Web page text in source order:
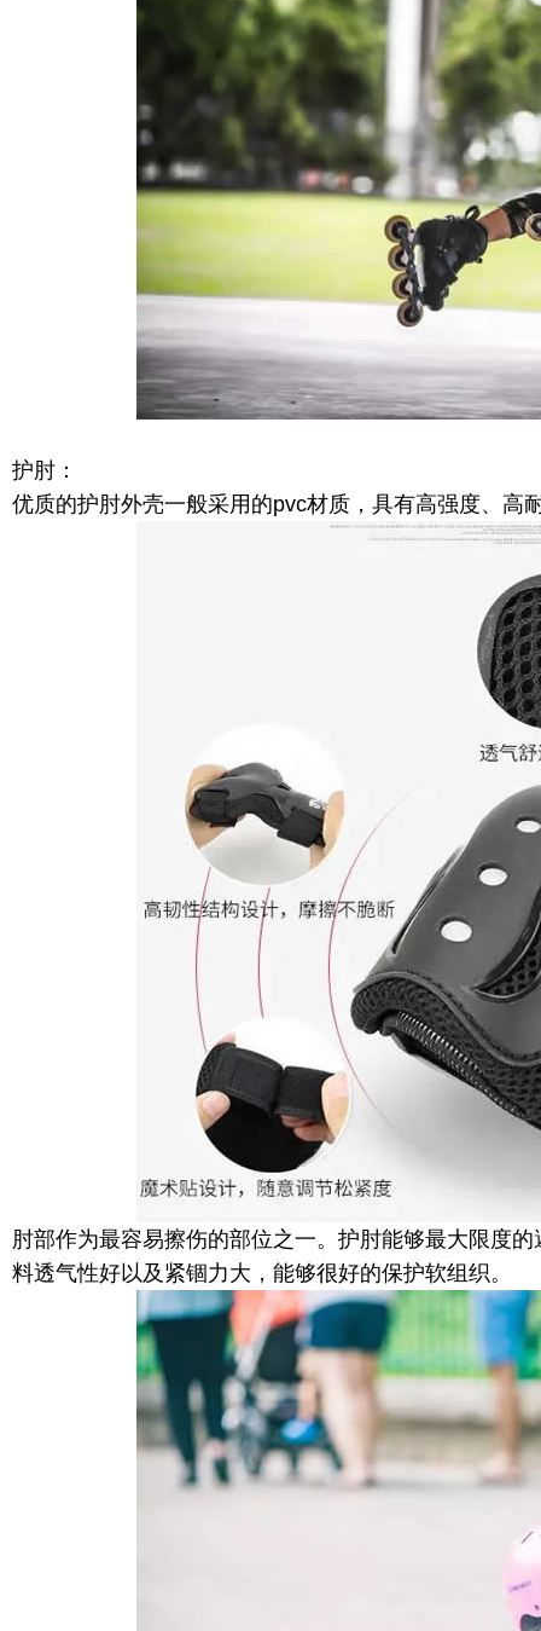
护肘：
优质的护肘外壳一般采用的pvc材质，具有高强度、高
肘部作为最容易擦伤的部位之一。护肘能够最大限度
料透气性好以及紧锢力大，能够很好的保护软组织。